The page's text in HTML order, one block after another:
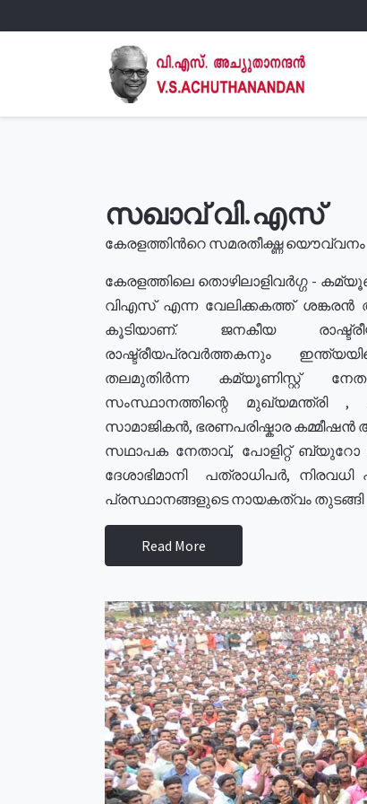
സഖാവ് വി.എസ്
കേരളത്തിൻറെ സമരതീക്ഷ്ണ യൌവ്വനം
കേരളത്തിലെ തൊഴിലാളിവർഗ്ഗ -
വിഎസ് എന്ന വേലിക്കകത്ത് ശങ്കരൻ
കൂടിയാണ്. ജനകീയ
രാഷ്ട്രീയപ്രവർത്തകനും
തലമുതിർന്ന കമ്യൂണിസ്റ്റ്
സംസ്ഥാനത്തിന്റെ മുഖ്യമന്ത്രി ,
സാമാജികൻ, ഭരണപരിഷ്കാര
സഥാപക നേതാവ്, പോളിറ്റ് ബ്യുറോ
ദേശാഭിമാനി പത്രാധിപർ,
പ്രസ്ഥാനങ്ങളുടെ നായകത്വം തുടങ്ങി
Read More